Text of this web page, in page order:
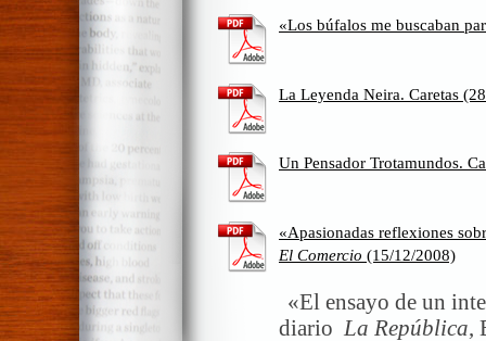
«Los búfalos me buscaban
La Leyenda Neira. Caretas
Un Pensador Trotamundos.
«Apasionadas reflexiones
El Comercio (15/12/2008)
«El ensayo de un
diario La República,